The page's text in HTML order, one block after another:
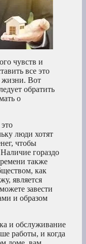
чувств и
все это
жизни. Вот
обратить
о
люди хотят
чтобы
гораздо
также
как
является
завести
и образом
и обслуживание
работы, и когда